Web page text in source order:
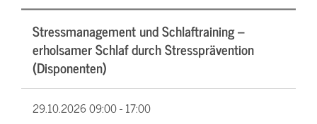
Stressmanagement und Schlaftraining –
erholsamer Schlaf durch Stressprävention
(Disponenten)
29.10.202609:00 - 17:00